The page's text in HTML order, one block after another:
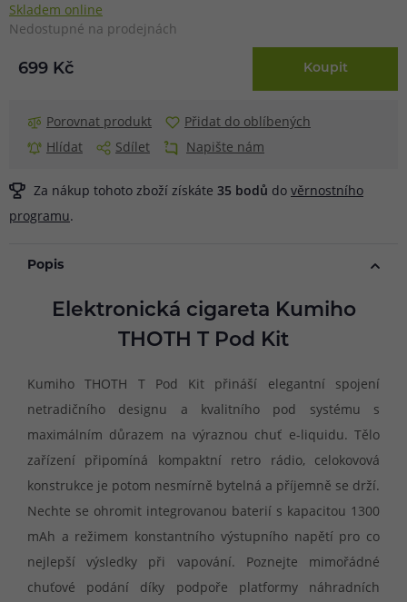
Skladem online
Nedostupné na prodejnách
699 Kč Koupit
Porovnat produkt
Přidat do oblíbených
Hlídat
Sdílet Napište nám
Za nákup tohoto zboží získáte 35 bodů do věrnostního
programu.
Popis
Elektronická cigareta Kumiho
THOTH T Pod Kit
Kumiho THOTH T Pod Kit přináší elegantní spojení
netradičního designu a kvalitního pod systému s
maximálním důrazem na výraznou chuť e-liquidu. Tělo
zařízení připomíná kompaktní retro rádio, celokovová
konstrukce je potom nesmírně bytelná a příjemně se drží.
Nechte se ohromit integrovanou baterií s kapacitou 1300
mAh a režimem konstantního výstupního napětí pro co
nejlepší výsledky při vapování. Poznejte mimořádné
chuťové podání díky podpoře platformy náhradních